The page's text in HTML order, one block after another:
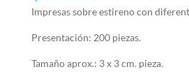
Impresas sobre estireno con
Presentación: 200 piezas.
Tamaño aprox.: 3 x 3 cm. pieza.